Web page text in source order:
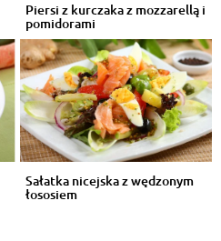
Piersi z kurczaka z mozzarellą i
pomidorami
Sałatka nicejska z wędzonym
łososiem